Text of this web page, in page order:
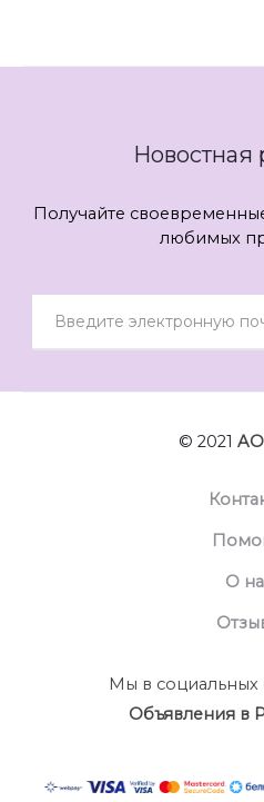
Новостная
Получайте
любимых
© 2021
О
Мы в социальных
Объявления в